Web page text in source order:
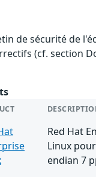
de sécurité de
(cf. section
Red Hat
Linux
endian 7